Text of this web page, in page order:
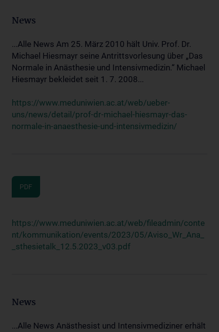
News
...Alle News Am 25. März 2010 hält Univ. Prof. Dr.
Michael Hiesmayr seine Antrittsvorlesung über „Das
Normale in Anästhesie und Intensivmedizin.“ Michael
Hiesmayr bekleidet seit 1. 7. 2008...
https://www.meduniwien.ac.at/web/ueber-
uns/news/detail/prof-dr-michael-hiesmayr-das-
normale-in-anaesthesie-und-intensivmedizin/
PDF
https://www.meduniwien.ac.at/web/fileadmin/conte
nt/kommunikation/events/2023/05/Aviso_Wr_Ana_
_sthesietalk_12.5.2023_v03.pdf
News
...Alle News Anästhesist und Intensivmediziner erhält